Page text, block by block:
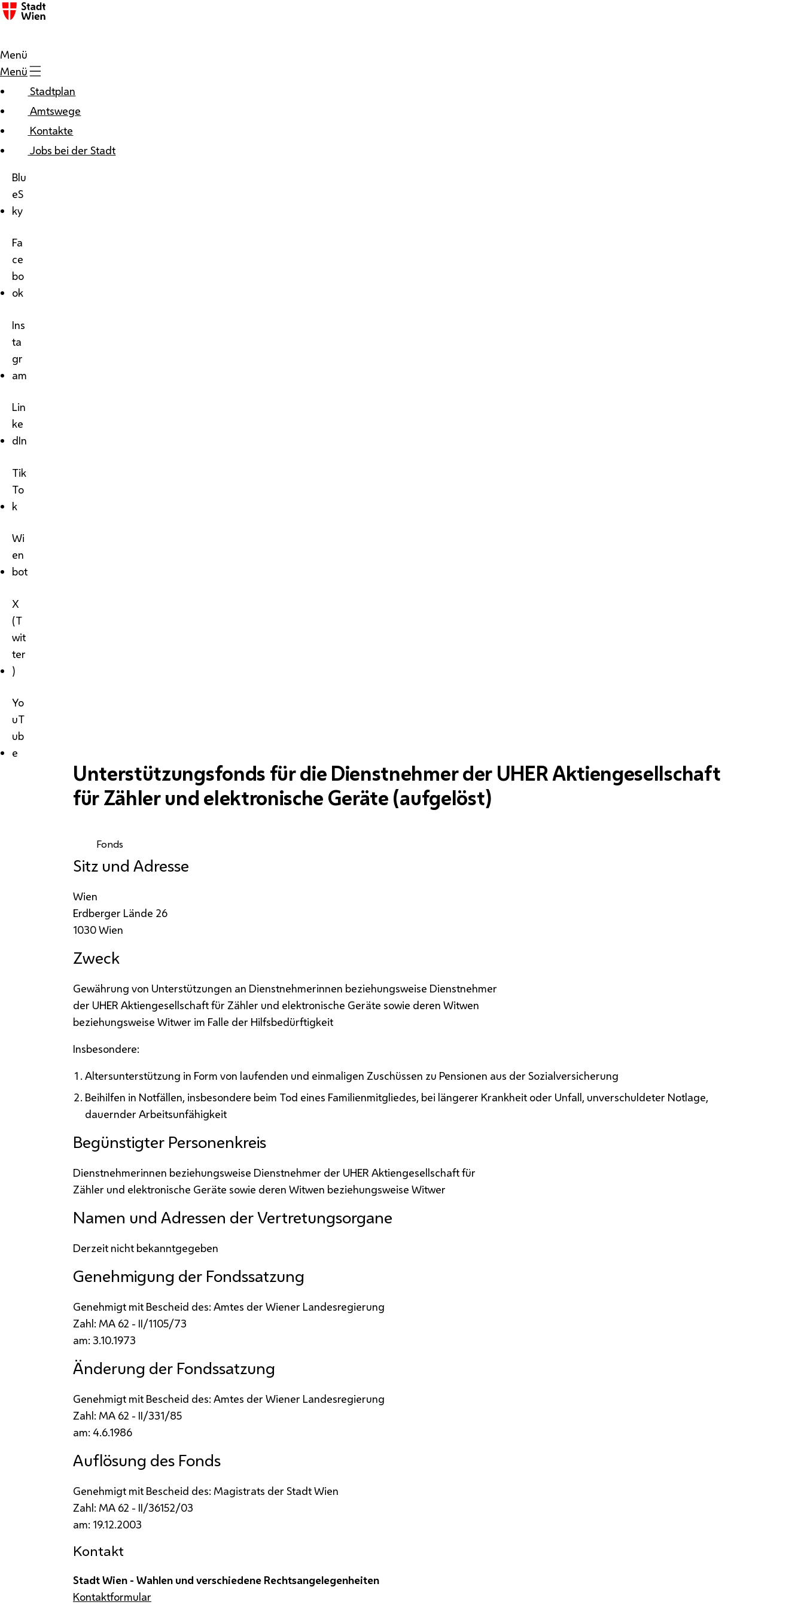
Menü
Menü
Stadtplan
Amtswege
Kontakte
Jobs bei der Stadt
Blu
eS
ky
Fa
ce
bo
ok
Ins
ta
gr
am
Lin
ke
dIn
Tik
To
k
Wi
en
bot
X
(T
wit
ter
)
Yo
uT
ub
e
Unterstützungsfonds für die Dienstnehmer der UHER Aktiengesellschaft
für Zähler und elektronische Geräte (aufgelöst)
Fonds
Sitz und Adresse
Wien
Erdberger Lände 26
1030 Wien
Zweck
Gewährung von Unterstützungen an Dienstnehmerinnen beziehungsweise Dienstnehmer
der UHER Aktiengesellschaft für Zähler und elektronische Geräte sowie deren Witwen
beziehungsweise Witwer im Falle der Hilfsbedürftigkeit
Insbesondere:
Altersunterstützung in Form von laufenden und einmaligen Zuschüssen zu Pensionen aus der Sozialversicherung
Beihilfen in Notfällen, insbesondere beim Tod eines Familienmitgliedes, bei längerer Krankheit oder Unfall, unverschuldeter Notlage,
dauernder Arbeitsunfähigkeit
Begünstigter Personenkreis
Dienstnehmerinnen beziehungsweise Dienstnehmer der UHER Aktiengesellschaft für
Zähler und elektronische Geräte sowie deren Witwen beziehungsweise Witwer
Namen und Adressen der Vertretungsorgane
Derzeit nicht bekanntgegeben
Genehmigung der Fondssatzung
Genehmigt mit Bescheid des: Amtes der Wiener Landesregierung
Zahl: MA 62 - II/1105/73
am: 3.10.1973
Änderung der Fondssatzung
Genehmigt mit Bescheid des: Amtes der Wiener Landesregierung
Zahl: MA 62 - II/331/85
am: 4.6.1986
Auflösung des Fonds
Genehmigt mit Bescheid des: Magistrats der Stadt Wien
Zahl: MA 62 - II/36152/03
am: 19.12.2003
Kontakt
Stadt Wien - Wahlen und verschiedene Rechtsangelegenheiten
Kontaktformular